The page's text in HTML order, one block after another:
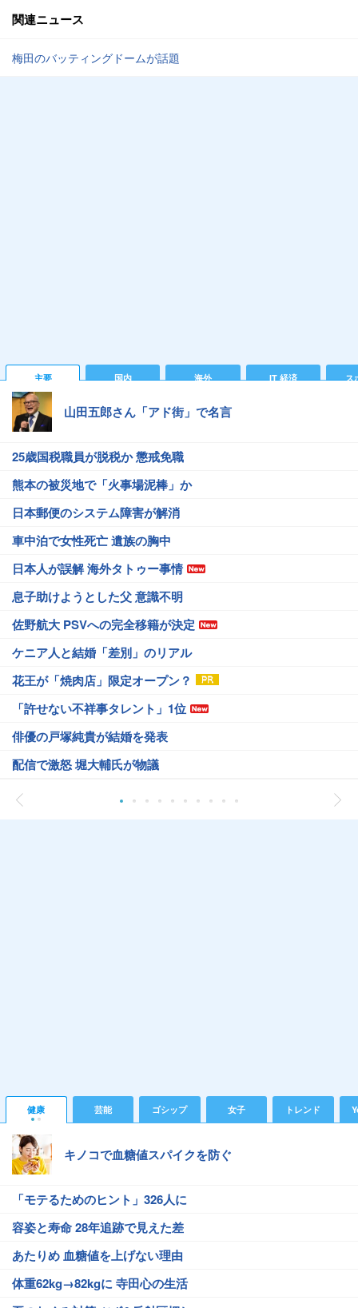
関連ニュース
梅田のバッティングドームが話題
主要 国内 海外 IT 経済 ス
山田五郎さん「アド街」で名言
25歳国税職員が脱税か 懲戒免職
熊本の被災地で「火事場泥棒」か
日本郵便のシステム障害が解消
車中泊で女性死亡 遺族の胸中
日本人が誤解 海外タトゥー事情
息子助けようとした父 意識不明
佐野航大 PSVへの完全移籍が決定
ケニア人と結婚「差別」のリアル
花王が「焼肉店」限定オープン？
「許せない不祥事タレント」1位
俳優の戸塚純貴が結婚を発表
配信で激怒 堀大輔氏が物議
健康 芸能 ゴシップ 女子 トレンド
キノコで血糖値スパイクを防ぐ
「モテるためのヒント」326人に
容姿と寿命 28年追跡で見えた差
あたりめ 血糖値を上げない理由
体重62kg→82kgに 寺田心の生活